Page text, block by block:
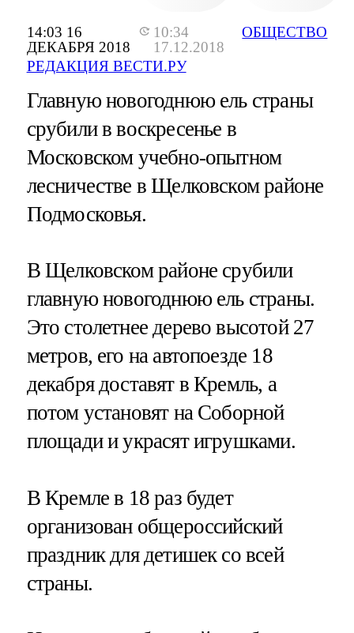
14:03 16
ДЕКАБРЯ 2018
10:34
17.12.2018
РЕДАКЦИЯ ВЕСТИ.РУ
ОБЩЕСТВО
Главную новогоднюю ель страны
срубили в воскресенье в
Московском учебно-опытном
лесничестве в Щелковском районе
Подмосковья.
В Щелковском районе срубили
главную новогоднюю ель страны.
Это столетнее дерево высотой 27
метров, его на автопоезде 18
декабря доставят в Кремль, а
потом установят на Соборной
площади и украсят игрушками.
В Кремле в 18 раз будет
организован общероссийский
праздник для детишек со всей
страны.